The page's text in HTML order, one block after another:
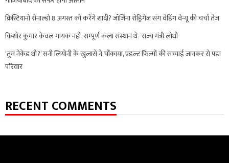
क्रिस्टियानो रोनाल्डो 8 अगस्त को करेंगे शादी? जॉर्जिना रोड्रिगेज संग वेडिंग वेन्यू की चर्चा तेज
किशोर कुमार केवल गायक नहीं, सम्पूर्ण कला संस्थान थे- राज्य मंत्री लोधी
‘तुम नेकेड थीं?’ सनी लियोनी के खुलासे ने चौंकाया, एडल्ट फिल्मों की सच्चाई जानकर रो पड़ा
परिवार
RECENT COMMENTS